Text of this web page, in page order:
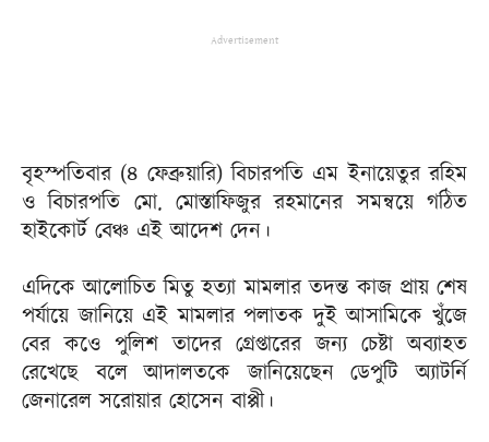
Advertisement
বৃহস্পতিবার (৪ ফেব্রুয়ারি) বিচারপতি এম ইনায়েতুর রহিম
ও বিচারপতি মো. মোস্তাফিজুর রহমানের সমন্বয়ে গঠিত
হাইকোর্ট বেঞ্চ এই আদেশ দেন।
এদিকে আলোচিত মিতু হত্যা মামলার তদন্ত কাজ প্রায় শেষ
পর্যায়ে জানিয়ে এই মামলার পলাতক দুই আসামিকে খুঁজে
বের কওে পুলিশ তাদের গ্রেপ্তারের জন্য চেষ্টা অব্যাহত
রেখেছে বলে আদালতকে জানিয়েছেন ডেপুটি অ্যাটর্নি
জেনারেল সরোয়ার হোসেন বাপ্পী।